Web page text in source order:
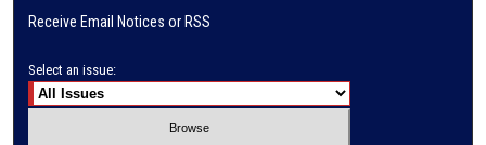
Receive Email Notices or RSS
Select an issue: